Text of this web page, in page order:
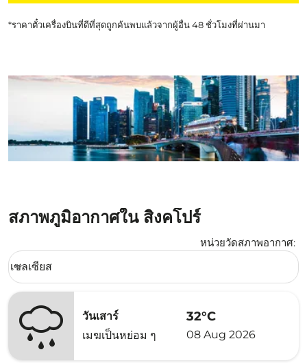
*ราคาตั๋วเครื่องบินที่ดีที่สุดถูกค้นพบแล้วจากผู้อื่น 48 ชั่วโมงที่ผ่านมา
สภาพภูมิอากาศใน สิงคโปร์
หน่วยวัดสภาพอากาศ:
Weather unit option เซลเซียส Selected
เซลเซียส
keyboard_arrow_down
วันเสาร์
เมฆเป็นหย่อม ๆ
32°C
08 Aug 2026